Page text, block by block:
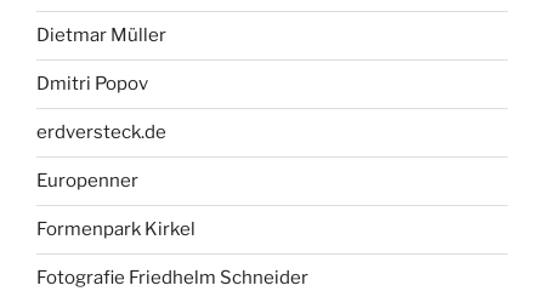
Dietmar Müller
Dmitri Popov
erdversteck.de
Europenner
Formenpark Kirkel
Fotografie Friedhelm Schneider